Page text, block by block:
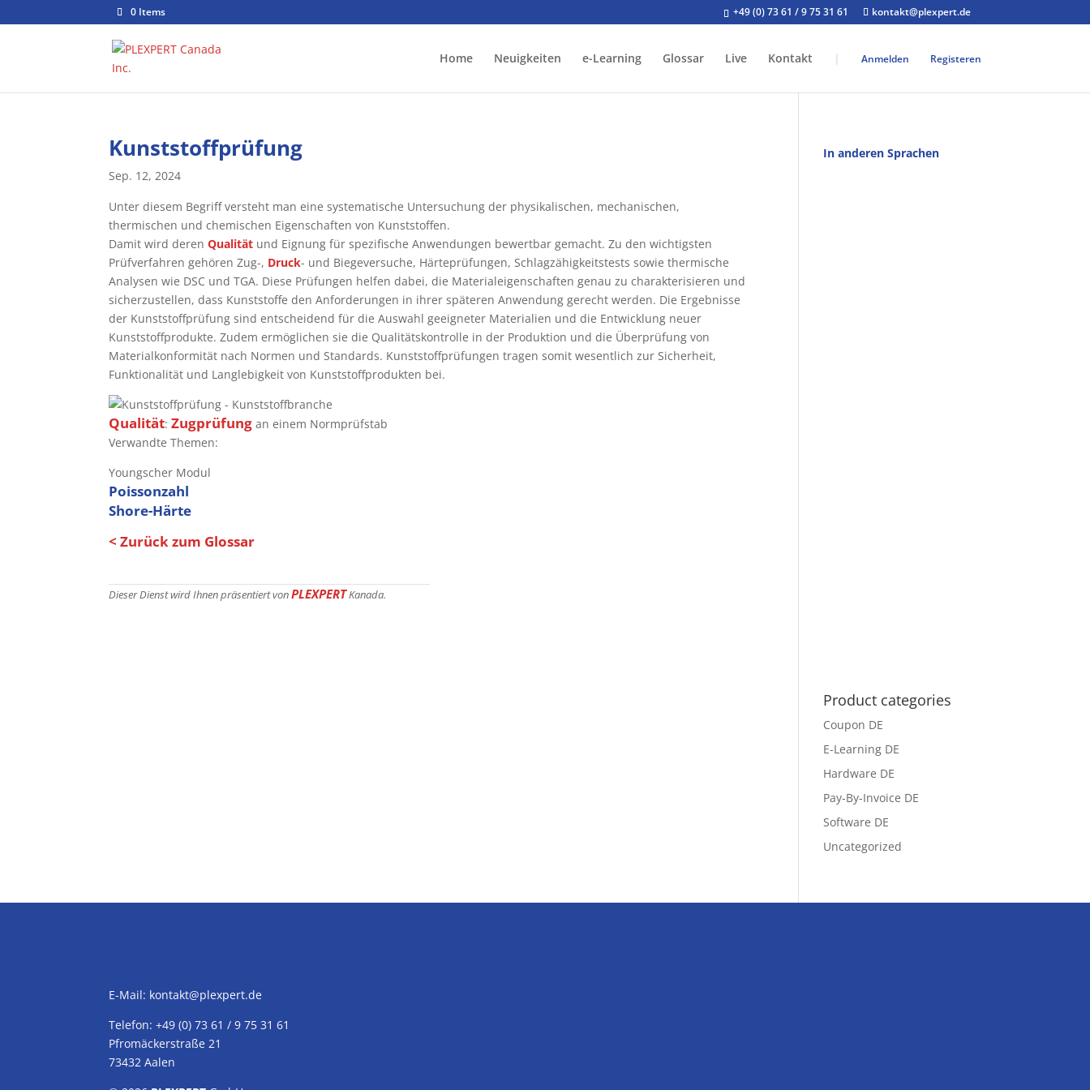
+49 (0) 73 61 / 9 75 31 61 kontakt@plexpert.de
0 Items
Home Neuigkeiten e-Learning Glossar Live Kontakt | Anmelden Registeren
Kunststoffprüfung
Sep. 12, 2024
Unter diesem Begriff versteht man eine systematische Untersuchung der physikalischen, mechanischen,
thermischen und chemischen Eigenschaften von Kunststoffen.
Damit wird derenQualität und Eignung für spezifische Anwendungen bewertbar gemacht. Zu den wichtigsten
Prüfverfahren gehören Zug-, Druck- und Biegeversuche, Härteprüfungen, Schlagzähigkeitstests sowie thermische
Analysen wie DSC und TGA. Diese Prüfungen helfen dabei, die Materialeigenschaften genau zu charakterisieren und
sicherzustellen, dass Kunststoffe den Anforderungen in ihrer späteren Anwendung gerecht werden. Die Ergebnisse
der Kunststoffprüfung sind entscheidend für die Auswahl geeigneter Materialien und die Entwicklung neuer
Kunststoffprodukte. Zudem ermöglichen sie die Qualitätskontrolle in der Produktion und die Überprüfung von
Materialkonformität nach Normen und Standards. Kunststoffprüfungen tragen somit wesentlich zur Sicherheit,
Funktionalität und Langlebigkeit von Kunststoffprodukten bei.
Qualität:Zugprüfung an einem Normprüfstab
Verwandte Themen:
Youngscher Modul
Poissonzahl
Shore-Härte
< Zurück zum Glossar
Dieser Dienst wird Ihnen präsentiert vonPLEXPERTKanada.
In anderen Sprachen
Product categories
Coupon DE
E-Learning DE
Hardware DE
Pay-By-Invoice DE
Software DE
Uncategorized
E-Mail: kontakt@plexpert.de
Telefon: +49 (0) 73 61 / 9 75 31 61
Pfromäckerstraße 21
73432 Aalen